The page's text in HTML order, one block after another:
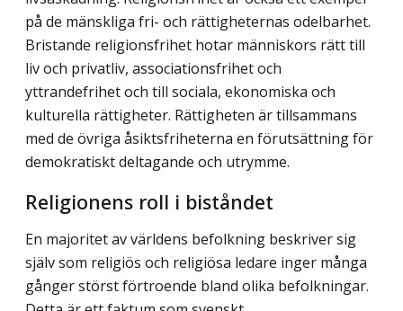
på de mänskliga fri- och rättigheternas odelbarhet.
Bristande religionsfrihet hotar män­niskors rätt till
liv och privatliv, associationsfrihet och
yttrandefrihet och till sociala, ekonomiska och
kulturella rättigheter. Rättigheten är tillsammans
med de övriga åsikts­friheterna en förutsättning för
demokratiskt deltagande och utrymme.
Religionens roll i biståndet
En majoritet av världens befolkning beskriver sig
själv som religiös och religiösa ledare inger många
gånger störst förtroende bland olika befolkningar.